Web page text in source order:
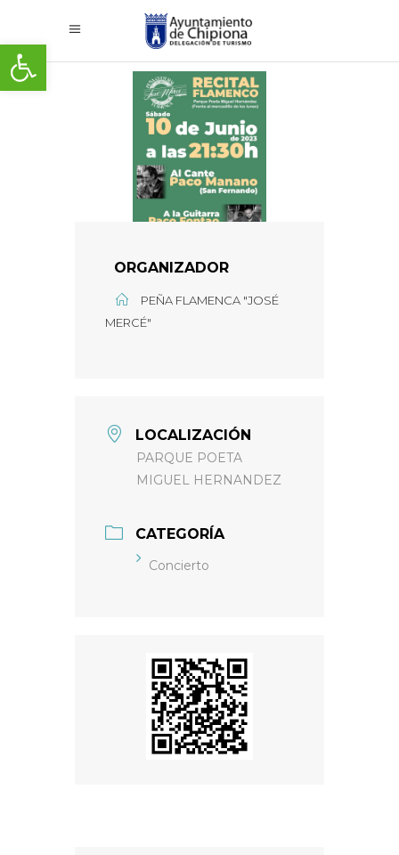
Abrir barra de herramientas
ORGANIZADOR
PEÑA FLAMENCA "JOSÉ
MERCÉ"
LOCALIZACIÓN
PARQUE POETA
MIGUEL HERNANDEZ
CATEGORÍA
Concierto